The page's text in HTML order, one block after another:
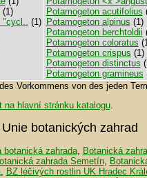
(1)
"cycl.. (1)
Potamogeton acutifolius
Potamogeton alpinus (1)
Potamogeton berchtoldii
Potamogeton coloratus
Potamogeton crispus (1)
Potamogeton distinctus
Potamogeton gramineus
Vorkommens von des jeden
na hlavní stránku katalogu.
botanických zahrad
botanická zahrada, Botanická
zahrada Semetín,
, BZ léčivých rostlin UK Hradec